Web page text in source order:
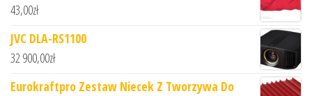
43,00zł
JVC DLA-RS1100
32 900,00zł
Eurokraftpro Zestaw Niecek Z Tworzywa Do